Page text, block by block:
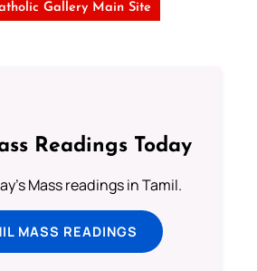
Gallery Main Site
Readings Today
Mass readings in Tamil.
MASS READINGS